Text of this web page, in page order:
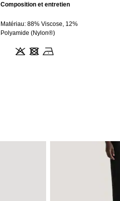
Composition et entretien
Matériau: 88% Viscose, 12%
Polyamide (Nylon®)